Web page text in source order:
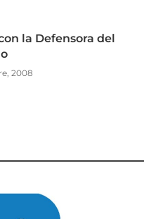
la Defensora del
2008